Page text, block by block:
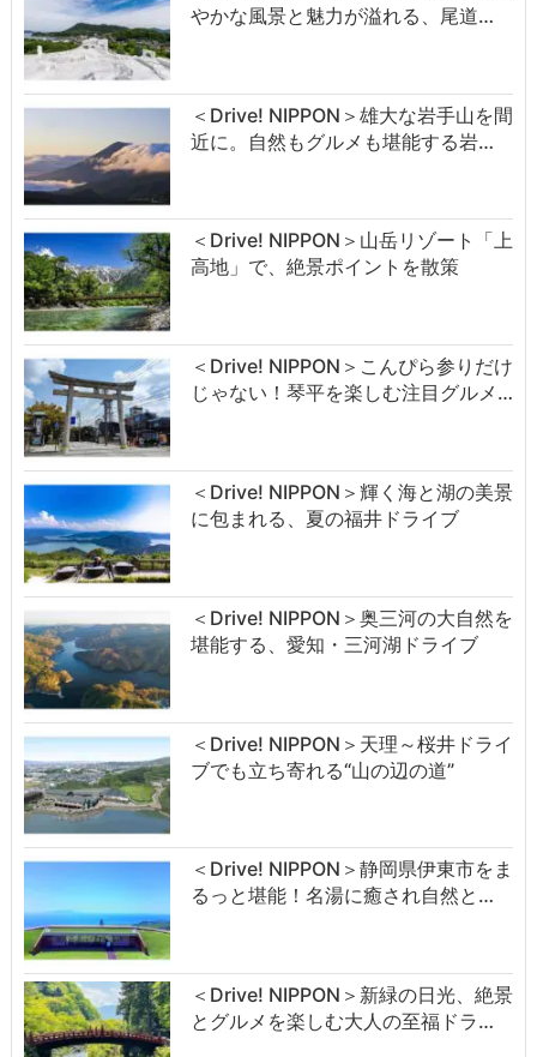
やかな風景と魅力が溢れる、尾道…
＜Drive! NIPPON＞雄大な岩手山を間
近に。自然もグルメも堪能する岩…
＜Drive! NIPPON＞山岳リゾート「上
高地」で、絶景ポイントを散策
＜Drive! NIPPON＞こんぴら参りだけ
じゃない！琴平を楽しむ注目グルメ…
＜Drive! NIPPON＞輝く海と湖の美景
に包まれる、夏の福井ドライブ
＜Drive! NIPPON＞奥三河の大自然を
堪能する、愛知・三河湖ドライブ
＜Drive! NIPPON＞天理～桜井ドライ
ブでも立ち寄れる“山の辺の道”
＜Drive! NIPPON＞静岡県伊東市をま
るっと堪能！名湯に癒され自然と…
＜Drive! NIPPON＞新緑の日光、絶景
とグルメを楽しむ大人の至福ドラ…